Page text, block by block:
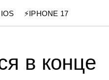
IOS ⚡️IPHONE 17
в конце